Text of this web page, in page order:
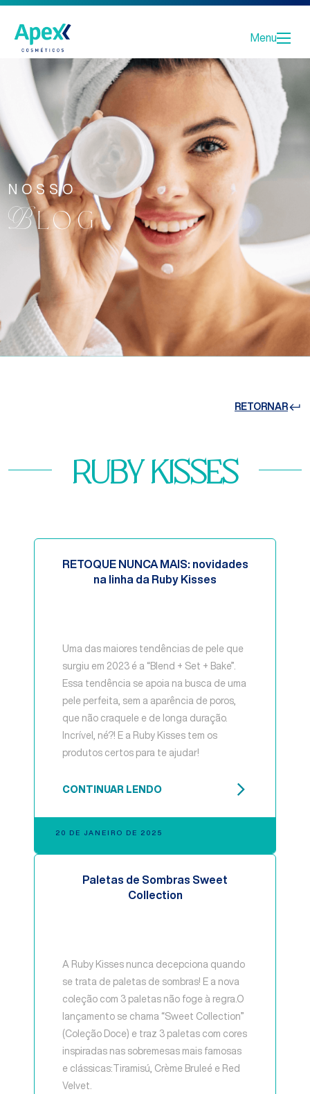
Menu
NOSSO
Blog
RETORNAR
ruby kisses
RETOQUE NUNCA MAIS: novidades
na linha da Ruby Kisses
Uma das maiores tendências de pele que
surgiu em 2023 é a “Blend + Set + Bake”.
Essa tendência se apoia na busca de uma
pele perfeita, sem a aparência de poros,
que não craquele e de longa duração.
Incrível, né?! E a Ruby Kisses tem os
produtos certos para te ajudar!
CONTINUAR LENDO
20 DE JANEIRO DE 2025
Paletas de Sombras Sweet
Collection
A Ruby Kisses nunca decepciona quando
se trata de paletas de sombras! E a nova
coleção com 3 paletas não foge à regra.O
lançamento se chama “Sweet Collection”
(Coleção Doce) e traz 3 paletas com cores
inspiradas nas sobremesas mais famosas
e clássicas:Tiramisú, Crème Bruleé e Red
Velvet.